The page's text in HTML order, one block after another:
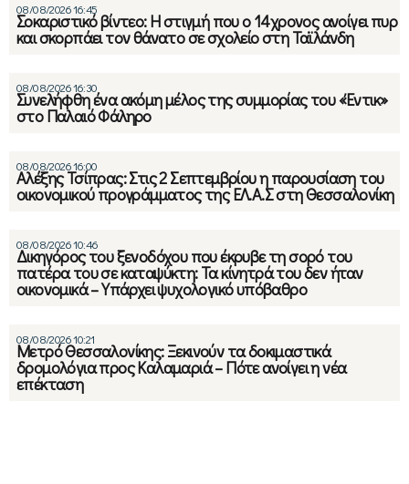
08/08/2026 16:45
Σοκαριστικό βίντεο: Η στιγμή που ο 14χρονος ανοίγει πυρ
και σκορπάει τον θάνατο σε σχολείο στη Ταϊλάνδη
08/08/2026 16:30
Συνελήφθη ένα ακόμη μέλος της συμμορίας του «Έντικ»
στο Παλαιό Φάληρο
08/08/2026 16:00
Αλέξης Τσίπρας: Στις 2 Σεπτεμβρίου η παρουσίαση του
οικονομικού προγράμματος της ΕΛ.Α.Σ στη Θεσσαλονίκη
08/08/2026 10:46
Δικηγόρος του ξενοδόχου που έκρυβε τη σορό του
πατέρα του σε καταψύκτη: Τα κίνητρά του δεν ήταν
οικονομικά – Υπάρχει ψυχολογικό υπόβαθρο
08/08/2026 10:21
Μετρό Θεσσαλονίκης: Ξεκινούν τα δοκιμαστικά
δρομολόγια προς Καλαμαριά – Πότε ανοίγει η νέα
επέκταση